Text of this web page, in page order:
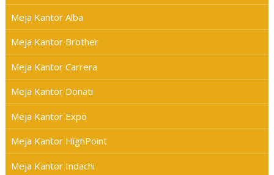
Meja Kantor Alba
Meja Kantor Brother
Meja Kantor Carrera
Meja Kantor Donati
Meja Kantor Expo
Meja Kantor HighPoint
Meja Kantor Indachi